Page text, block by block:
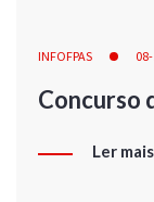
INFOFPAS
Concurso
Ler mais